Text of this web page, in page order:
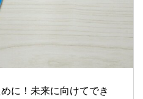
に！未来に向けてでき